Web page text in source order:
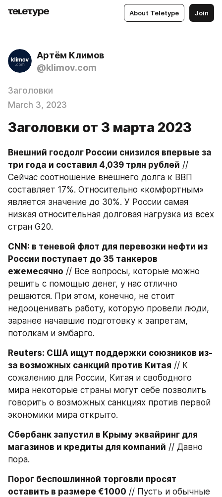
About Teletype Join
Артём Климов
@klimov.com
Заголовки
March 3, 2023
Заголовки от 3 марта 2023
Внешний госдолг России снизился впервые за
три года и составил 4,039 трлн рублей //
Сейчас соотношение внешнего долга к ВВП
составляет 17%. Относительно «комфортным»
является значение до 30%. У России самая
низкая относительная долговая нагрузка из всех
стран G20.
CNN: в теневой флот для перевозки нефти из
России поступает до 35 танкеров
ежемесячно // Все вопросы, которые можно
решить с помощью денег, у нас отлично
решаются. При этом, конечно, не стоит
недооценивать работу, которую провели люди,
заранее начавшие подготовку к запретам,
потолкам и эмбарго.
Reuters: США ищут поддержки союзников из-
за возможных санкций против Китая // К
сожалению для России, Китая и свободного
мира некоторые страны могут себе позволить
говорить о возможных санкциях против первой
экономики мира открыто.
Сбербанк запустил в Крыму эквайринг для
магазинов и кредиты для компаний // Давно
пора.
Порог беспошлинной торговли просят
оставить в размере €1000 // Пусть и обычные